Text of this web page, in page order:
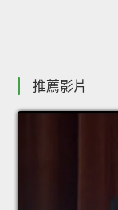
推薦影片